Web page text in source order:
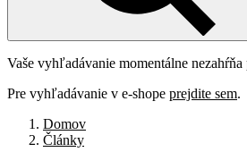
Vaše vyhľadávanie momentálne nezahŕňa
Pre vyhľadávanie v e-shope prejdite sem.
Domov
Články